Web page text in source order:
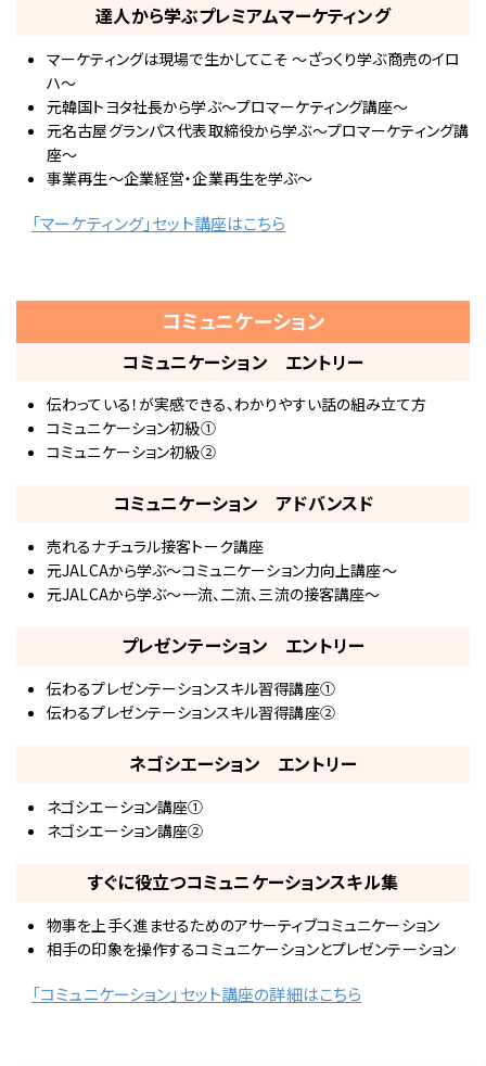
達人から学ぶプレミアムマーケティング
マーケティングは現場で生かしてこそ ～ざっくり学ぶ商売のイロ
ハ～
元韓国トヨタ社長から学ぶ～プロマーケティング講座～
元名古屋グランパス代表取締役から学ぶ～プロマーケティング講
座～
事業再生～企業経営・企業再生を学ぶ～
「マーケティング」セット講座はこちら
コミュニケーション
コミュニケーション エントリー
伝わっている！が実感できる、わかりやすい話の組み立て方
コミュニケーション初級①
コミュニケーション初級②
コミュニケーション アドバンスド
売れるナチュラル接客トーク講座
元JALCAから学ぶ～コミュニケーション力向上講座～
元JALCAから学ぶ～一流、二流、三流の接客講座～
プレゼンテーション エントリー
伝わるプレゼンテーションスキル習得講座①
伝わるプレゼンテーションスキル習得講座②
ネゴシエーション エントリー
ネゴシエーション講座①
ネゴシエーション講座②
すぐに役立つコミュニケーションスキル集
物事を上手く進ませるためのアサーティブコミュニケーション
相手の印象を操作するコミュニケーションとプレゼンテーション
「コミュニケーション」セット講座の詳細はこちら